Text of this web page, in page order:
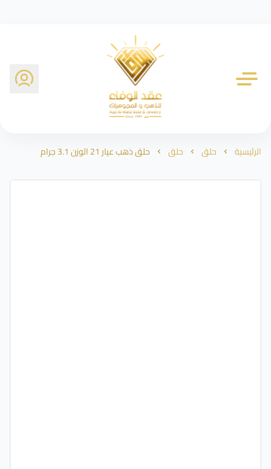
شركة عقد الوفاء للذهب
الرئيسية حلق حلق حلق ذهب عيار 21 الوزن 3.1 جرام